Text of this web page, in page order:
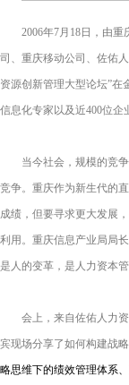
2006年7 月 18日，由重
司、重庆移动公司、佐佑
资源创新管理大型论坛”在
信息化专家以及近400位企
当今社会，规模的竞
竞争。重庆作为新生代的
成绩，但要寻求更大发展
利用。重庆信息产业局局
是人的变革，是人力资本
会上，来自佐佑人力
宾现场分享了如何构建战
略思维下的绩效管理体系